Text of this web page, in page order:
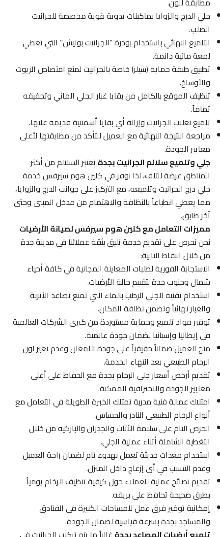
جلي الدرج والزوايا بماكينات يدوية قوية مخصصة للجرانيت
الصلب.
التلميع النهائي باستخدام بودرة “الجرانيت بوليش” التي تعطي
لمعة مائية دائمة.
تطبيق طبقة حماية (سيلر) خاصة بالجرانيت لمنع امتصاص الزيوت
والأوساخ.
تنظيف الموقع بالكامل من بقايا غبار الجلي المائي وتجفيفه
تماماً.
تلميع نعلات الجرانيت وإزالة أي بقايا أسمنتية قديمة عليها.
مراجعة النتيجة النهائية مع العميل للتأكد من مطابقتها لأعلى
معايير الجودة.
جلي وتلميع سلالم الجرانيت بجدةتعتبر السلالم من أكثر
المناطق عرضة للتلف، لذا نوفر في كلين هوم سيرفس خدمة
جلي درج الجرانيت وتلميعه، مع التركيز على جوانب الدرج والزوايا،
مما يعطي انطباعاً بالنظافة والاهتمام من مدخل المبنى وحتى
آخر طابق.
مميزات التعامل مع كلين هوم سيرفس لصيانة الأرضيات
نحن نحرص على تقديم خدمة تليق بثقة عملائنا في مدينة جدة
من خلال النقاط التالية:
الاستجابة الفورية لطلبات المعاينة المجانية في كافة أحياء
شمال وجنوب جدة لتقييم حالة الأرضيات.
استخدام تقنية الجلي الرطب بالماء التي تمنع تصاعد الأتربة
والغبار نهائياً وتضمن نظافة المكان.
توفير مواد تلميع وحماية مستوردة من كبرى الشركات العالمية
في إيطاليا وإسبانيا لضمان جودة عالمية.
منح العميل ضماناً حقيقياً على جودة اللمعان وعدم تغير لون
الرخام الطبيعي بعد انتهاء الخدمة.
تقديم أرخص أسعار جلي الرخام بجدة مع الحفاظ على أعلى
معايير الجودة والاحترافية الممكنة.
امتلاك عمالة فنية مدربة تمتلك الخبرة الطويلة في التعامل مع
أنواع الرخام الطبيعي النادر والحساس.
الحرص التام على سلامة الأثاث والجدران والباركيه من خلال
التغطية الشاملة أثناء عملية الجلي.
استخدام معدات حديثة تعمل بهدوء تام لضمان راحة العميل
وعدم التسبب في أي إزعاج داخل المنزل.
تقديم نصائح عملية للعملاء حول كيفية تنظيف الرخام يومياً
بطرق صحيحة تحافظ على بريقه.
إمكانية توفير فرق عمل للمساحات الكبيرة في الفنادق
والمساجد بجدة بسرعة قياسية لضمان الجودة.